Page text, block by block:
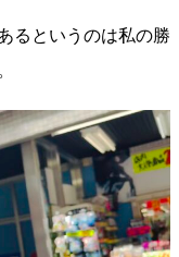
るというのは私の勝